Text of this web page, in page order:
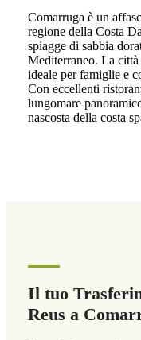
Comarruga è un
regione della Costa
spiagge di sabbia
Mediterraneo. La città
ideale per famiglie e
Con eccellenti
lungomare
nascosta della costa
Il tuo
Reus a